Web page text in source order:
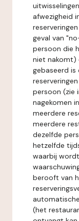
afwezigheid
geval van
persoon die
niet nakomt)
gebaseerd is
persoon (zie
nagekomen
meerdere
meerdere
dezelfde
hetzelfde
waarbij
berooft van
(het